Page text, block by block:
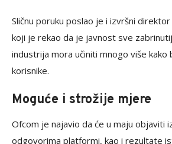
Sličnu poruku poslao je i izvršni
koji je rekao da je javnost sve
industrija mora učiniti mnogo više kako
korisnike.
Moguće i strožije mjere
Ofcom je najavio da će u maju objaviti
odgovorima platformi, kao i rezultate